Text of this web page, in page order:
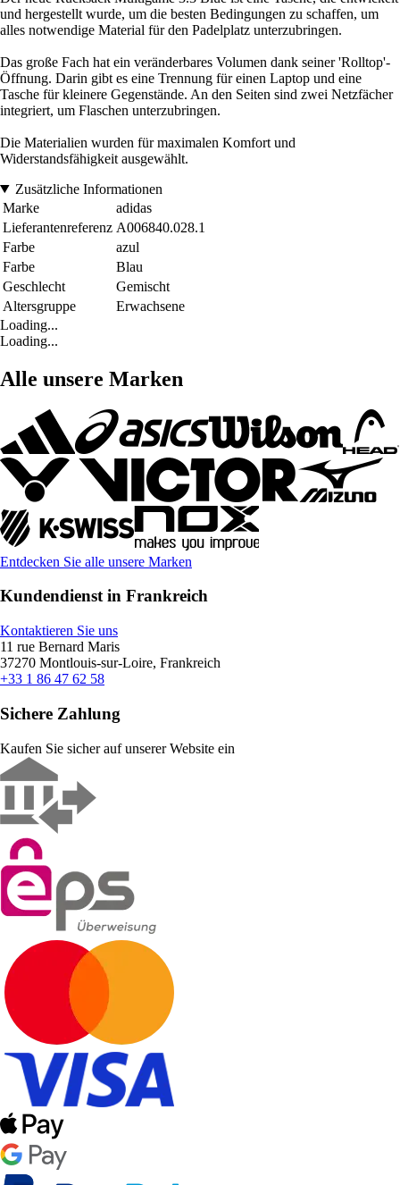
und hergestellt wurde, um die besten Bedingungen zu schaffen, um
alles notwendige Material für den Padelplatz unterzubringen.
Das große Fach hat ein veränderbares Volumen dank seiner 'Rolltop'-
Öffnung. Darin gibt es eine Trennung für einen Laptop und eine
Tasche für kleinere Gegenstände. An den Seiten sind zwei Netzfächer
integriert, um Flaschen unterzubringen.
Die Materialien wurden für maximalen Komfort und
Widerstandsfähigkeit ausgewählt.
Zusätzliche Informationen
Marke
adidas
Lieferantenreferenz A006840.028.1
Farbe
azul
Farbe
Blau
Geschlecht
Gemischt
Altersgruppe
Erwachsene
Loading...
Loading...
Alle unsere Marken
Entdecken Sie alle unsere Marken
Kundendienst in Frankreich
Kontaktieren Sie uns
11 rue Bernard Maris
37270 Montlouis-sur-Loire, Frankreich
+33 1 86 47 62 58
Sichere Zahlung
Kaufen Sie sicher auf unserer Website ein